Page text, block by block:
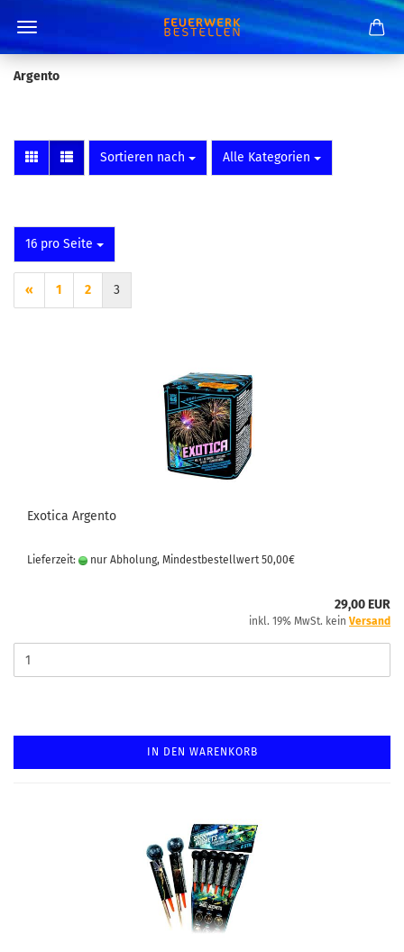
Argento
Sortieren nach Alle Kategorien
16 pro Seite
« 1 2 3
Exotica Argento
Lieferzeit: nur Abholung, Mindestbestellwert 50,00€
29,00 EUR
inkl. 19% MwSt. kein Versand
IN DEN WARENKORB